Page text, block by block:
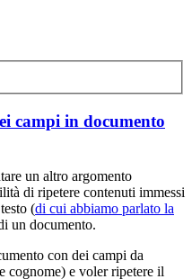
campi in documento
un altro argomento
di ripetere contenuti immessi
(di cui abbiamo parlato la
un documento.
con dei campi da
cognome) e voler ripetere il